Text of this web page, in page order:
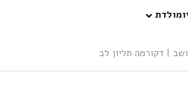
| דקורמה תליון לב